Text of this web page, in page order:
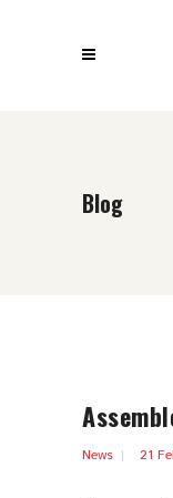
Blog
News 21